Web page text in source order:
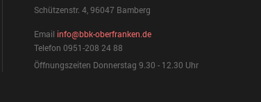
Schützenstr. 4, 96047 Bamberg
Email info@bbk-oberfranken.de
Telefon 0951-208 24 88
Öffnungszeiten Donnerstag 9.30 - 12.30 Uhr